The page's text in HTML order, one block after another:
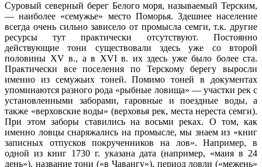
Суровый северный берег Белого моря, называемый Терским,
— наиболее «семужье» место Поморья. Здешнее население
всегда очень сильно зависело от промысла семги, т.к. другие
ресурсы тут практически отсутствуют. Постоянно
действующие тони существовали здесь уже со второй
половины XV в., а в XVI в. их здесь уже было более ста.
Практически все поселения по Терскому берегу выросли
именно из семужьих тоней. Помимо тоней в документах
упоминаются разного рода «рыбные ловища» — участки рек с
установленными заборами, гаровные и поездные воды, а
также «верховские воды» (верховья рек, места нереста семги).
При этом заборы ставились на восьми реках. О том, как
именно ловцы снаряжались на промысле, мы знаем из «книг
записных отпусков покрученников на лов». Например, в
одной из книг 1730 г. указана дата (например, «маия в 24
день»), название тони («в Чавангу»), период ловли («межень»